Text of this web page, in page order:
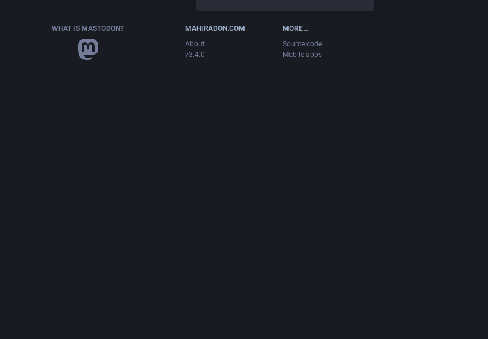
WHAT IS MASTODON?
MAHIRADON.COM
About
v3.4.0
MORE…
Source code
Mobile apps